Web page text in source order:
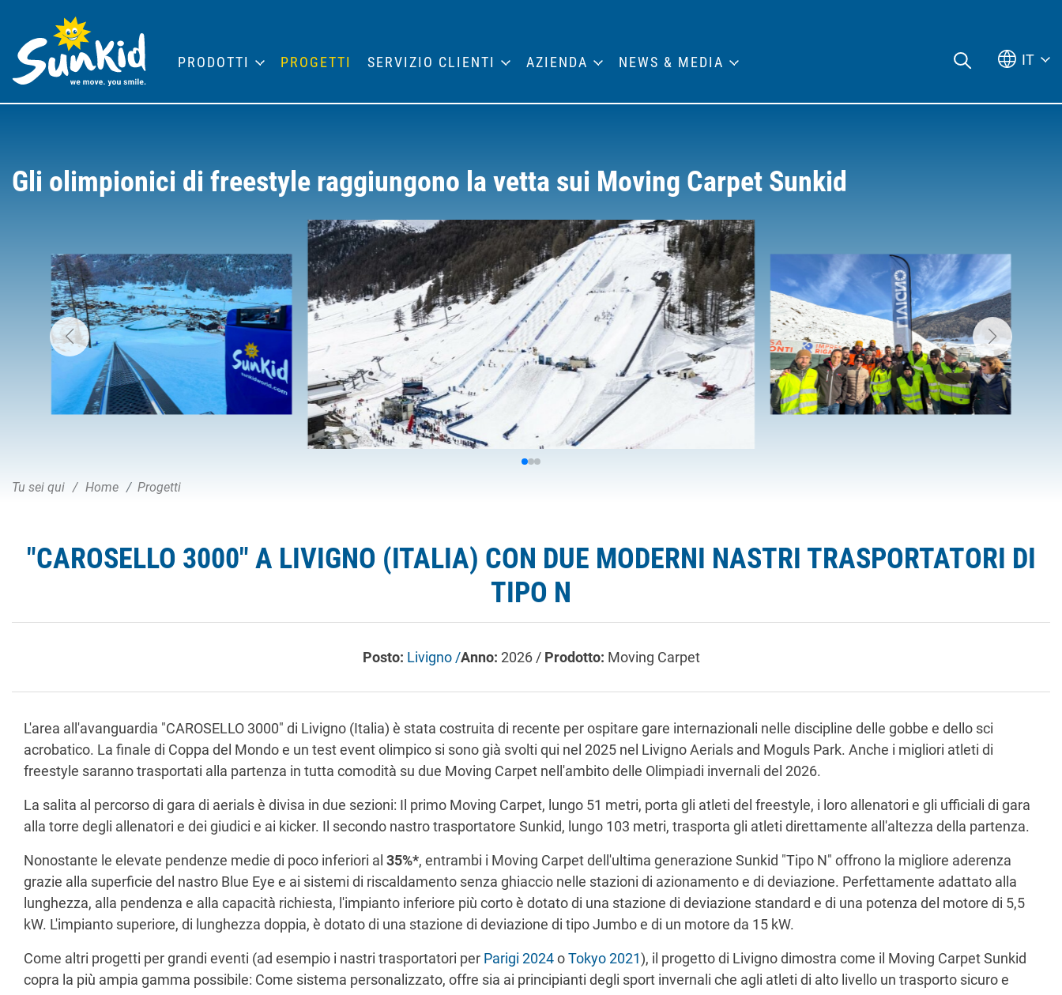
Gli olimpionici di freestyle raggiungono la vetta sui Moving Carpet Sunkid
Tu sei qui Home Progetti
"CAROSELLO 3000" A LIVIGNO (ITALIA) CON DUE MODERNI NASTRI TRASPORTATORI DI
TIPO N
Posto: Livigno /Anno: 2026 / Prodotto: Moving Carpet
L'area all'avanguardia "CAROSELLO 3000" di Livigno (Italia) è stata costruita di recente per ospitare gare internazionali nelle discipline delle gobbe e dello sci
acrobatico. La finale di Coppa del Mondo e un test event olimpico si sono già svolti qui nel 2025 nel Livigno Aerials and Moguls Park. Anche i migliori atleti di
freestyle saranno trasportati alla partenza in tutta comodità su due Moving Carpet nell'ambito delle Olimpiadi invernali del 2026.
La salita al percorso di gara di aerials è divisa in due sezioni: Il primo Moving Carpet, lungo 51 metri, porta gli atleti del freestyle, i loro allenatori e gli ufficiali di gara
alla torre degli allenatori e dei giudici e ai kicker. Il secondo nastro trasportatore Sunkid, lungo 103 metri, trasporta gli atleti direttamente all'altezza della partenza.
Nonostante le elevate pendenze medie di poco inferiori al 35%*, entrambi i Moving Carpet dell'ultima generazione Sunkid "Tipo N" offrono la migliore aderenza
grazie alla superficie del nastro Blue Eye e ai sistemi di riscaldamento senza ghiaccio nelle stazioni di azionamento e di deviazione. Perfettamente adattato alla
lunghezza, alla pendenza e alla capacità richiesta, l'impianto inferiore più corto è dotato di una stazione di deviazione standard e di una potenza del motore di 5,5
kW. L'impianto superiore, di lunghezza doppia, è dotato di una stazione di deviazione di tipo Jumbo e di un motore da 15 kW.
Come altri progetti per grandi eventi (ad esempio i nastri trasportatori per Parigi 2024oTokyo 2021), il progetto di Livigno dimostra come il Moving Carpet Sunkid
copra la più ampia gamma possibile: Come sistema personalizzato, offre sia ai principianti degli sport invernali che agli atleti di alto livello un trasporto sicuro e
PRODOTTI PROGETTI SERVIZIO CLIENTI AZIENDA NEWS & MEDIA IT